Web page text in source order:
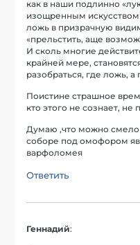
как в наши подлинно
изощренным искусством
ложь в призрачную
«прельстить, аще
И сколь многие
крайней мере,
разобраться, где ложь, а
Поистине страшное
кто этого не сознает, не
Думаю ,что можно смело
соборе под омофором
варфоломея
Ответить
Геннадий: